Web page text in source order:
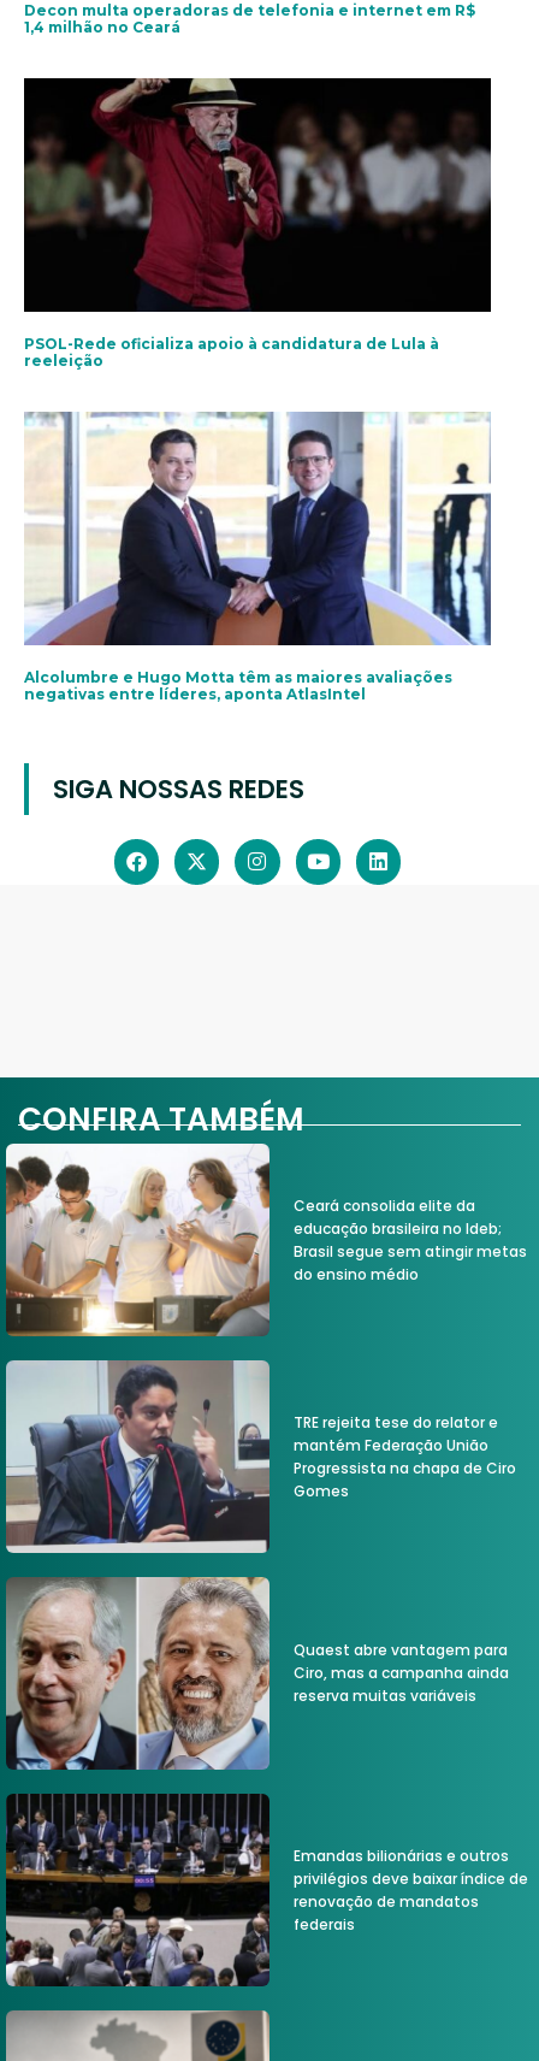
Decon multa operadoras de telefonia e internet em R$
1,4 milhão no Ceará
PSOL-Rede oficializa apoio à candidatura de Lula à
reeleição
Alcolumbre e Hugo Motta têm as maiores avaliações
negativas entre líderes, aponta AtlasIntel
SIGA NOSSAS REDES
CONFIRA TAMBÉM
Ceará consolida elite da
educação brasileira no Ideb;
Brasil segue sem atingir metas
do ensino médio
TRE rejeita tese do relator e
mantém Federação União
Progressista na chapa de Ciro
Gomes
Quaest abre vantagem para
Ciro, mas a campanha ainda
reserva muitas variáveis
Emandas bilionárias e outros
privilégios deve baixar índice de
renovação de mandatos
federais